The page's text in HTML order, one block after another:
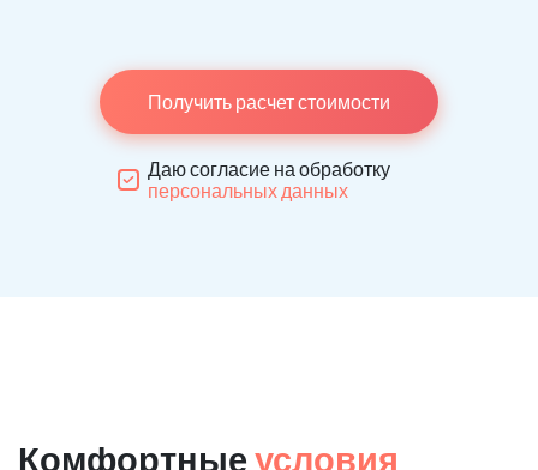
Получить расчет стоимости
Даю согласие на обработку
персональных данных
Комфортные условия